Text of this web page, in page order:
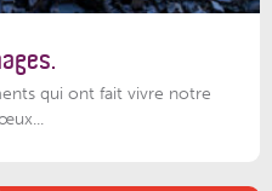
qui ont fait vivre notre